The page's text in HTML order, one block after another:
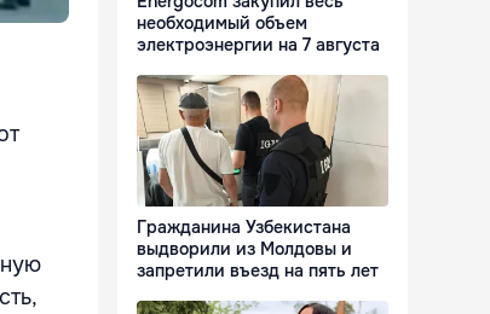
необходимый объем
электроэнергии на 7 августа
Гражданина Узбекистана
выдворили из Молдовы и
запретили въезд на пять лет